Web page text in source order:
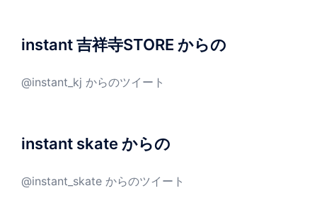
instant 吉祥寺STORE からの
@instant_kj からのツイート
instant skate からの
@instant_skate からのツイート